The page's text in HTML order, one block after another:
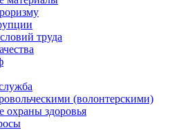
труда
(волонтерскими)
охраны здоровья